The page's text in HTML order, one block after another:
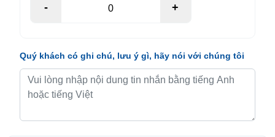
- +
Quý khách có ghi chú, lưu ý gì, hãy nói với chúng tôi